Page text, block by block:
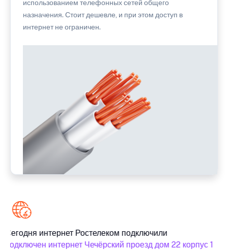
использованием телефонных сетей общего
назначения. Стоит дешевле, и при этом доступ в
интернет не ограничен.
Сегодня интернет Ростелеком подключили
подключен интернет Чечёрский проезд дом 22 корпус 1